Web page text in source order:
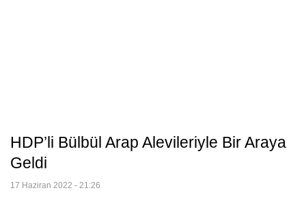
HDP’li Bülbül Arap Alevileriyle Bir Araya
Geldi
17 Haziran 2022 - 21:26